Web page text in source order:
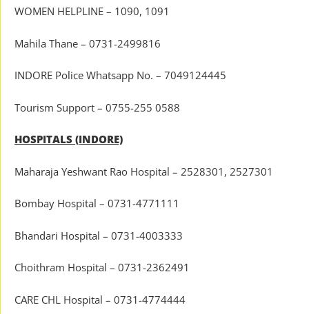
WOMEN HELPLINE – 1090, 1091
Mahila Thane – 0731-2499816
INDORE Police Whatsapp No. – 7049124445
Tourism Support – 0755-255 0588
HOSPITALS (INDORE)
Maharaja Yeshwant Rao Hospital – 2528301, 2527301
Bombay Hospital – 0731-4771111
Bhandari Hospital – 0731-4003333
Choithram Hospital – 0731-2362491
CARE CHL Hospital – 0731-4774444